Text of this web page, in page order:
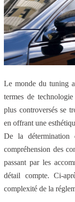
Le monde du tuning
termes de
plus controversés se
en offrant une
De la détermination
compréhension des
passant par les
détail compte. Ci-
complexité de la